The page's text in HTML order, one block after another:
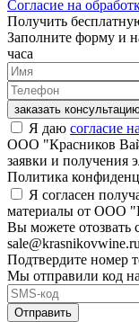
Согласие на
Получить
Заполните форму и
часа
заказать
Я даю согласие
ООО "Красников
заявки и получения
Политика
Я согласен
материалы от ООО
Вы можете отозвать
sale@krasnikovwine.ru
Подтвердите номер
Мы отправили код
Отправить